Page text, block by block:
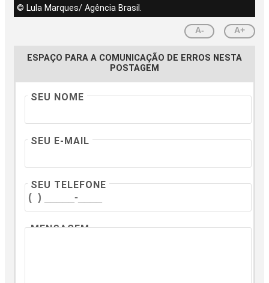
© Lula Marques/ Agência Brasil.
A- A+
ESPAÇO PARA A COMUNICAÇÃO DE ERROS NESTA
POSTAGEM
SEU NOME
SEU E-MAIL
SEU TELEFONE
MENSAGEM